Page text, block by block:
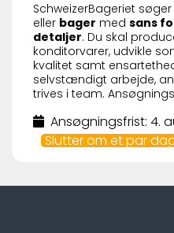
SchweizerBageriet søger
eller bager med sans
detaljer. Du skal
konditorvarer, udvikle
kvalitet samt
selvstændigt arbejde,
trives i team.
Ansøgningsfrist: 4.
Slutter om et par